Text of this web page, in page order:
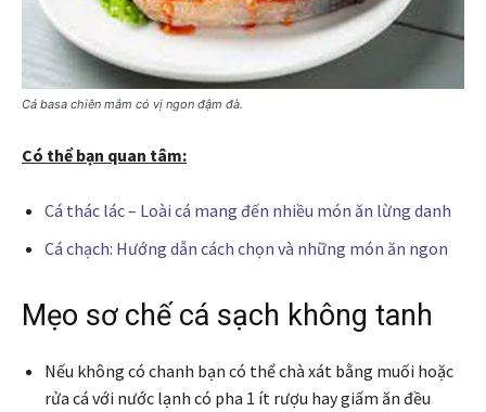
Cá basa chiên mắm có vị ngon đậm đà.
Có thể bạn quan tâm:
Cá thác lác – Loài cá mang đến nhiều món ăn lừng danh
Cá chạch: Hướng dẫn cách chọn và những món ăn ngon
Mẹo sơ chế cá sạch không tanh
Nếu không có chanh bạn có thể chà xát bằng muối hoặc
rửa cá với nước lạnh có pha 1 ít rượu hay giấm ăn đều